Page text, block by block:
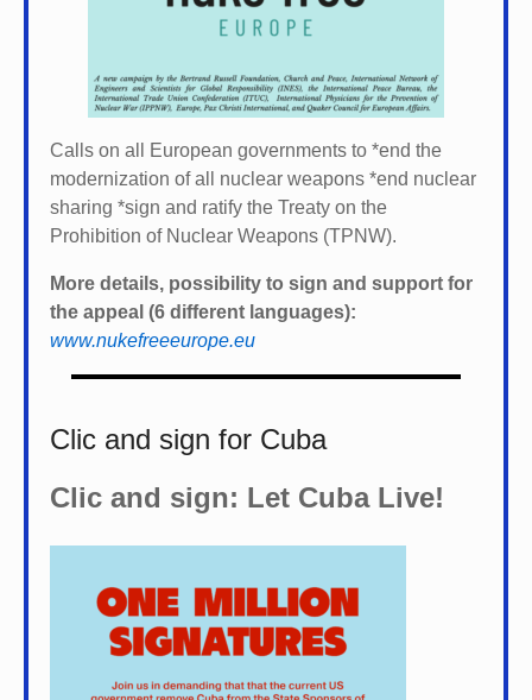
Calls on all European governments to *end the
modernization of all nuclear weapons *end nuclear
sharing *sign and ratify the Treaty on the
Prohibition of Nuclear Weapons (TPNW).
More details, possibility to sign and support for
the appeal (6 different languages):
www.nukefreeeurope.eu
Clic and sign for Cuba
Clic and sign: Let Cuba Live!